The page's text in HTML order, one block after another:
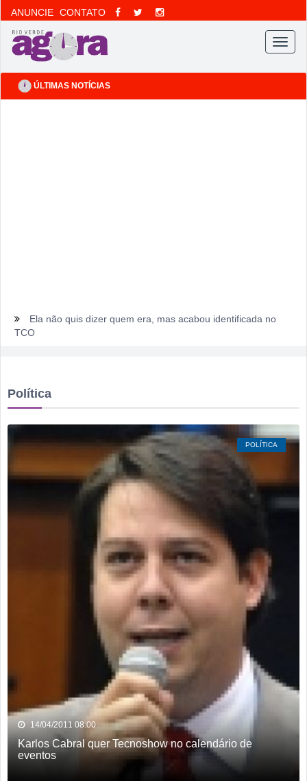
ANUNCIE CONTATO
Menu
ÚLTIMAS NOTÍCIAS
Dois motoristas com sinais de embriaguez se envolvem em
acidente no Setor Pausanes
Rio Verde 178 anos: a cidade que cresceu mais rápido que
Homem é detido por violência doméstica no Setor
Polícia Militar recupera bicicleta furtada e prende suspeito
em flagrante em Montividiu
Menos é Mais faz show gratuito hoje em Rio Verde na festa
dos 178 anos da cidade
PM recaptura dois foragidos em Rio Verde
Rio Verde encara o Bom Jesus às 10h de domingo em jogo
com cara de decisão antecipada
Dois homens são presos suspeitos de tráfico de drogas em
comércio de sucatas em Rio Verde
Ela não quis dizer quem era, mas acabou identificada no
TCO
Política
POLÍTICA
14/04/2011 08:00
Karlos Cabral quer Tecnoshow no calendário de
eventos